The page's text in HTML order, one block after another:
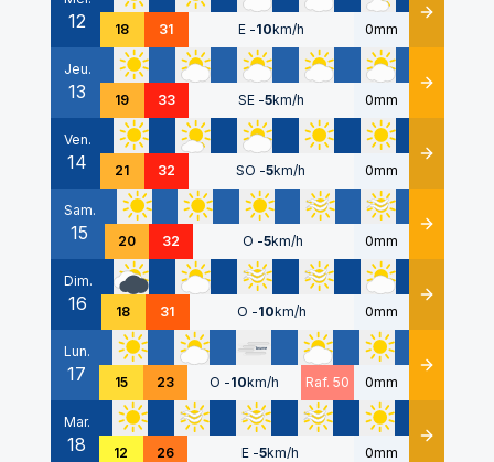
12 18 31 E -10km/h 0mm Détails
Jeu.
13 19 33 SE -5km/h 0mm Détails
Ven.
14 21 32 SO -5km/h 0mm Détails
Sam.
15 20 32 O -5km/h 0mm Détails
Dim.
16 18 31 O -10km/h 0mm Détails
Lun.
17 15 23 O -10km/h Raf. 50 0mm Détails
Mar.
18 12 26 E -5km/h 0mm Détails